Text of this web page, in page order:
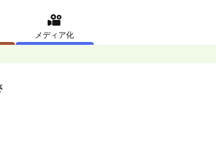
メディア化